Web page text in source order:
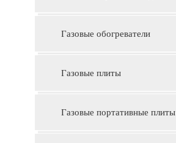
Газовые обогреватели
Газовые плиты
Газовые портативные плиты